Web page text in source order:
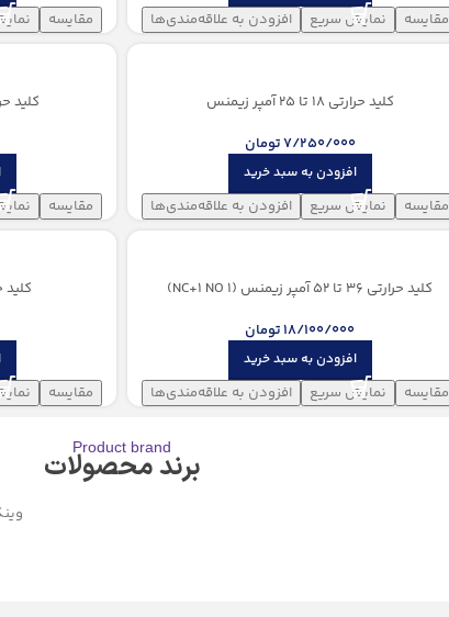
مقایسه نمایش سریع افزودن به علاقه‌مندی‌ها مقایسه
کلید حرارتی 18 تا 25 آمپر زیمنس
7/250/000تومان
افزودن به سبد خرید
مقایسه نمایش سریع افزودن به علاقه‌مندی‌ها
کلید حرارتی 2/4
مقایسه
کلید حرارتی 36 تا 52 آمپر زیمنس (1 NC+1 NO)
18/100/000تومان
افزودن به سبد خرید
مقایسه نمایش سریع افزودن به علاقه‌مندی‌ها
کلید
مقایسه
Product brand
برند محصولات